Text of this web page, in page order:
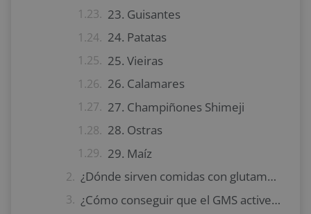
23. Guisantes
24. Patatas
25. Vieiras
26. Calamares
27. Champiñones Shimeji
28. Ostras
29. Maíz
¿Dónde sirven comidas con glutamato monosódico?
¿Cómo conseguir que el GMS active el sabor umami?